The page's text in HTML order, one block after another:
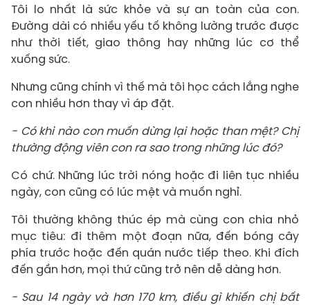
Tôi lo nhất là sức khỏe và sự an toàn của con.
Đường dài có nhiều yếu tố không lường trước được
như thời tiết, giao thông hay những lúc cơ thể
xuống sức.
Nhưng cũng chính vì thế mà tôi học cách lắng nghe
con nhiều hơn thay vì áp đặt.
- Có khi nào con muốn dừng lại hoặc than mệt? Chị
thường động viên con ra sao trong những lúc đó?
Có chứ. Những lúc trời nóng hoặc đi liên tục nhiều
ngày, con cũng có lúc mệt và muốn nghỉ.
Tôi thường không thúc ép mà cùng con chia nhỏ
mục tiêu: đi thêm một đoạn nữa, đến bóng cây
phía trước hoặc đến quán nước tiếp theo. Khi đích
đến gần hơn, mọi thứ cũng trở nên dễ dàng hơn.
- Sau 14 ngày và hơn 170 km, điều gì khiến chị bất